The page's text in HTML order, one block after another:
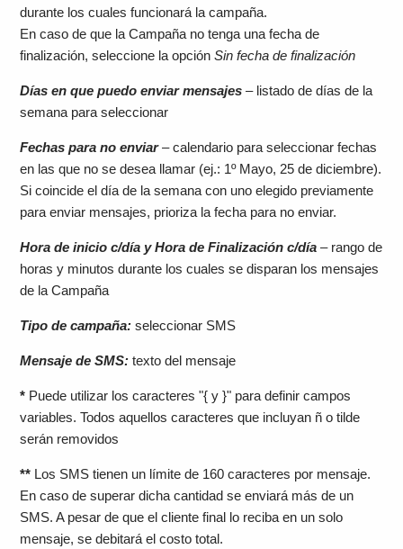
durante los cuales funcionará la campaña.
En caso de que la Campaña no tenga una fecha de
finalización, seleccione la opciónSin fecha de finalización
Días en que puedo enviar mensajes – listado de días de la
semana para seleccionar
Fechas para no enviar– calendario para seleccionar fechas
en las que no se desea llamar (ej.: 1º Mayo, 25 de diciembre).
Si coincide el día de la semana con uno elegido previamente
para enviar mensajes, prioriza la fecha para no enviar.
Hora de inicio c/día y Hora de Finalización c/día – rango de
horas y minutos durante los cuales se disparan los mensajes
de la Campaña
Tipo de campaña:seleccionar SMS
Mensaje de SMS: texto del mensaje
* Puede utilizar los caracteres "{ y }" para definir campos
variables. Todos aquellos caracteres que incluyan ñ o tilde
serán removidos
** Los SMS tienen un límite de 160 caracteres por mensaje.
En caso de superar dicha cantidad se enviará más de un
SMS. A pesar de que el cliente final lo reciba en un solo
mensaje, se debitará el costo total.